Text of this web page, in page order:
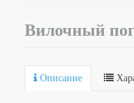
Вилочный
Описание